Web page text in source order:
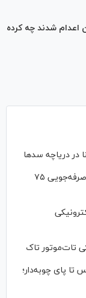
اعدام شدند چه کرده
در دریاچه سدها
اینفوگرافیک | یک ساعت خاموشی کولرها؛ صرفه‌جویی ۷۵
تات‌موتور تاک
تا پای چوبه‌دار؛